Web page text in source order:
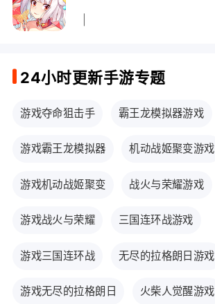
24小时更新手游专题
游戏夺命狙击手 霸王龙模拟器游戏
游戏霸王龙模拟器 机动战姬聚变游戏
游戏机动战姬聚变 战火与荣耀游戏
游戏战火与荣耀 三国连环战游戏
游戏三国连环战 无尽的拉格朗日游戏
游戏无尽的拉格朗日 火柴人觉醒游戏